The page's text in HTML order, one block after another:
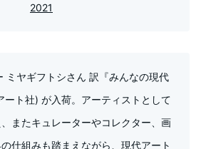
2021
ミヤギフトシさん 訳『みんなの現代
ート社) が入荷。アーティストとして
またキュレーターやコレクター、画
仕組みも踏まえながら、現代アート